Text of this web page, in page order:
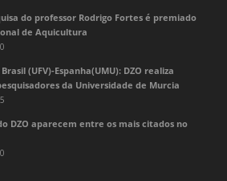
do professor Rodrigo Fortes é premiado
de Aquicultura
(UFV)-Espanha(UMU): DZO realiza
da Universidade de Murcia
DZO aparecem entre os mais citados no